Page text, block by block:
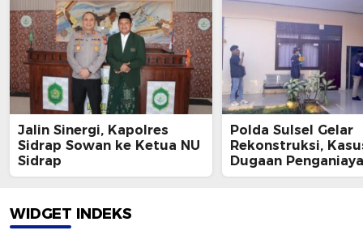
Jalin Sinergi, Kapolres
Sidrap Sowan ke Ketua NU
Sidrap
Polda Sulsel Gelar
Rekonstruksi,
Dugaan
Rusman oleh Andi
WIDGET INDEKS